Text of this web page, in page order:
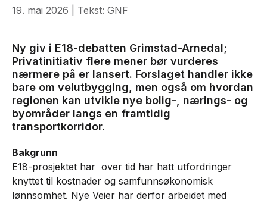
19. mai 2026 | Tekst: GNF
Ny giv i E18-debatten Grimstad-Arnedal;
Privatinitiativ flere mener bør vurderes
nærmere på er lansert. Forslaget handler ikke
bare om veiutbygging, men også om hvordan
regionen kan utvikle nye bolig-, nærings- og
byområder langs en framtidig
transportkorridor.
Bakgrunn
E18-prosjektet har over tid har hatt utfordringer
knyttet til kostnader og samfunnsøkonomisk
lønnsomhet. Nye Veier har derfor arbeidet med